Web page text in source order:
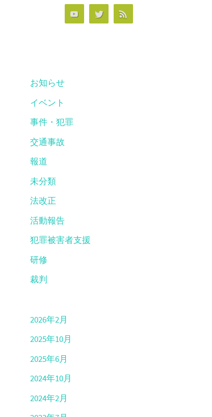
お知らせ
イベント
事件・犯罪
交通事故
報道
未分類
法改正
活動報告
犯罪被害者支援
研修
裁判
2026年2月
2025年10月
2025年6月
2024年10月
2024年2月